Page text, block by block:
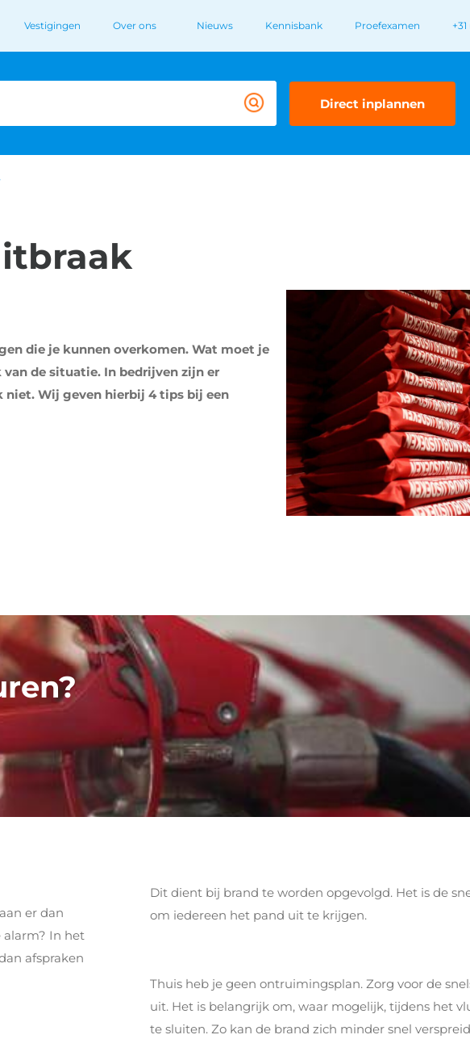
Vestigingen Over ons Nieuws Kennisbank Proefexamen
Direct inplannen
die je kunnen overkomen. Wat moet je
de situatie. In bedrijven zijn er
niet. Wij geven hierbij 4 tips bij een
er dan
alarm? In het
afspraken
Dit dient bij brand te worden opgevolgd. Het is de
om iedereen het pand uit te krijgen.
Thuis heb je geen ontruimingsplan. Zorg voor de
uit. Het is belangrijk om, waar mogelijk, tijdens het
te sluiten. Zo kan de brand zich minder snel